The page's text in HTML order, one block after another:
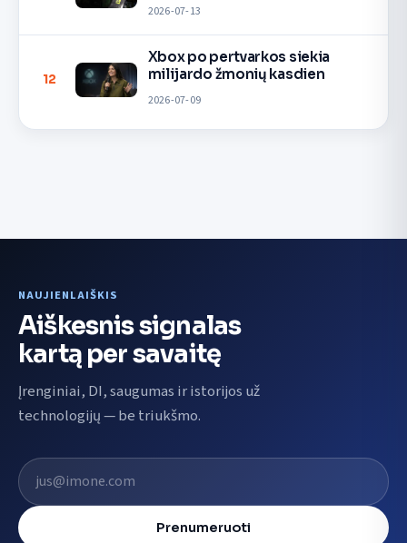
2026-07-13
12
Xbox po pertvarkos siekia
milijardo žmonių kasdien
2026-07-09
NAUJIENLAIŠKIS
Aiškesnis signalas
kartą per savaitę
Įrenginiai, DI, saugumas ir istorijos už
technologijų — be triukšmo.
El. pašto adresas
Prenumeruoti